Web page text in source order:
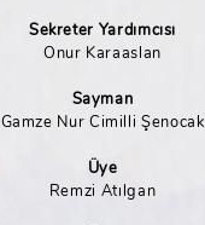
Sekreter Yardımcısı
Onur Karaaslan
Sayman
Gamze Nur Cimilli Şenocak
Üye
Remzi Atılgan